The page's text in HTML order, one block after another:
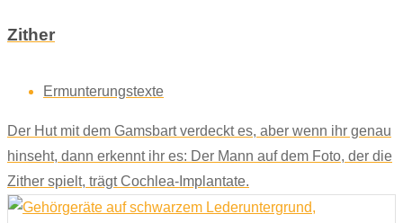
Zither
Ermunterungstexte
Der Hut mit dem Gamsbart verdeckt es, aber wenn ihr genau
hinseht, dann erkennt ihr es: Der Mann auf dem Foto, der die
Zither spielt, trägt Cochlea-Implantate.